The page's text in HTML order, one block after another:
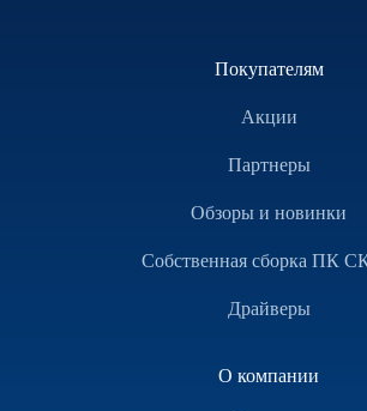
Покупателям
Акции
Партнеры
Обзоры и новинки
Собственная сборка ПК
Драйверы
О компании